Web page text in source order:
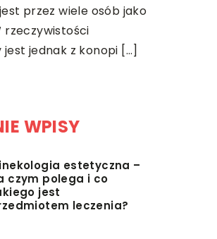
przez wiele osób jako
rzeczywistości
jednak z konopi […]
WPISY
estetyczna –
czym polega i co
jest
leczenia?